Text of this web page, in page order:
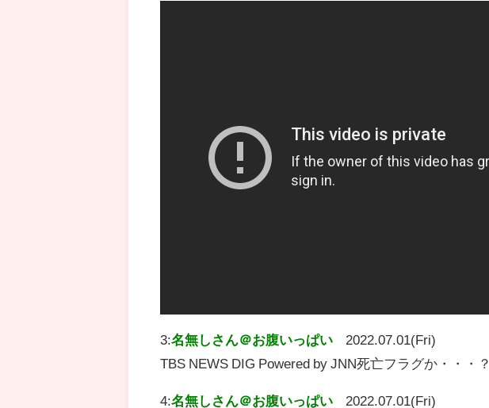
3:名無しさん＠お腹いっぱい
2022.07.01(Fri)
TBS NEWS DIG Powered by JNN死亡フラグか・・・？
4:名無しさん＠お腹いっぱい
2022.07.01(Fri)